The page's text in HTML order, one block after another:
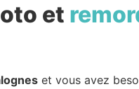
et
et vous avez